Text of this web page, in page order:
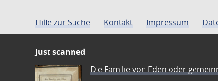
Hilfe zur Suche Kontakt Impressum
Just scanned
Die Familie von Eden oder